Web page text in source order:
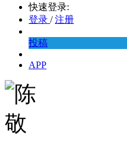
快速登录:
登录 / 注册
投稿
APP